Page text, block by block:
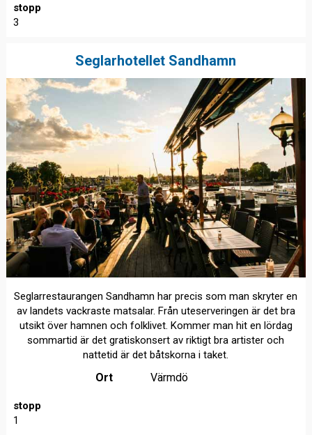
stopp
3
Seglarhotellet Sandhamn
Seglarrestaurangen Sandhamn har precis som man skryter en
av landets vackraste matsalar. Från uteserveringen är det bra
utsikt över hamnen och folklivet. Kommer man hit en lördag
sommartid är det gratiskonsert av riktigt bra artister och
nattetid är det båtskorna i taket.
Ort Värmdö
stopp
1